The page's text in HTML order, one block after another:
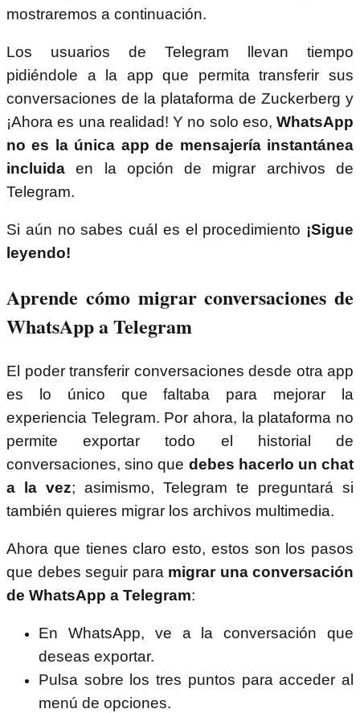
mostraremos a continuación.
Los usuarios de Telegram llevan tiempo
pidiéndole a la app que permita transferir sus
conversaciones de la plataforma de Zuckerberg y
¡Ahora es una realidad! Y no solo eso, WhatsApp
no es la única app de mensajería instantánea
incluida en la opción de migrar archivos de
Telegram.
Si aún no sabes cuál es el procedimiento ¡Sigue
leyendo!
Aprende cómo migrar conversaciones de
WhatsApp a Telegram
El poder transferir conversaciones desde otra app
es lo único que faltaba para mejorar la
experiencia Telegram. Por ahora, la plataforma no
permite exportar todo el historial de
conversaciones, sino que debes hacerlo un chat
a la vez; asimismo, Telegram te preguntará si
también quieres migrar los archivos multimedia.
Ahora que tienes claro esto, estos son los pasos
que debes seguir para migrar una conversación
de WhatsApp a Telegram:
En WhatsApp, ve a la conversación que
deseas exportar.
Pulsa sobre los tres puntos para acceder al
menú de opciones.